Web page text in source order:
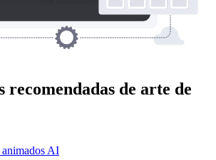
de arte de
AI